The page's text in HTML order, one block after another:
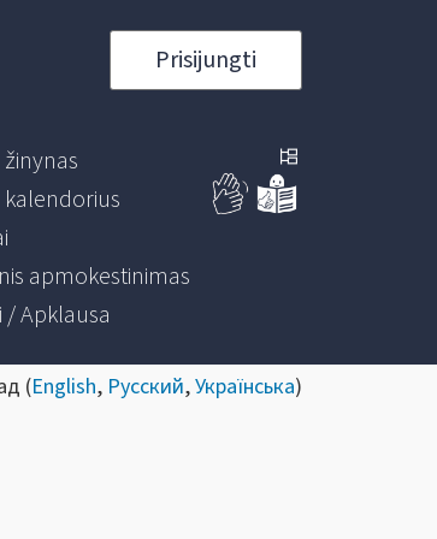
Prisijungti
kalendorius
apmokestinimas
Apklausa
(English, Русский,Українська)